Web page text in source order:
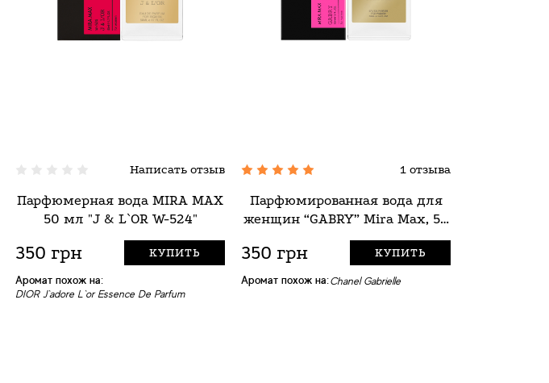
Написать отзыв
Парфюмерная вода MIRA MAX
50 мл "J & L`OR W-524"
350 грн КУПИТЬ
Аромат похож на:
DIOR J`adore L`or Essence De Parfum
1 отзыва
Парфюмированная вода для
женщин “GABRY” Mira Max, 50
мл
350 грн КУПИТЬ
Аромат похож на:Chanel Gabrielle